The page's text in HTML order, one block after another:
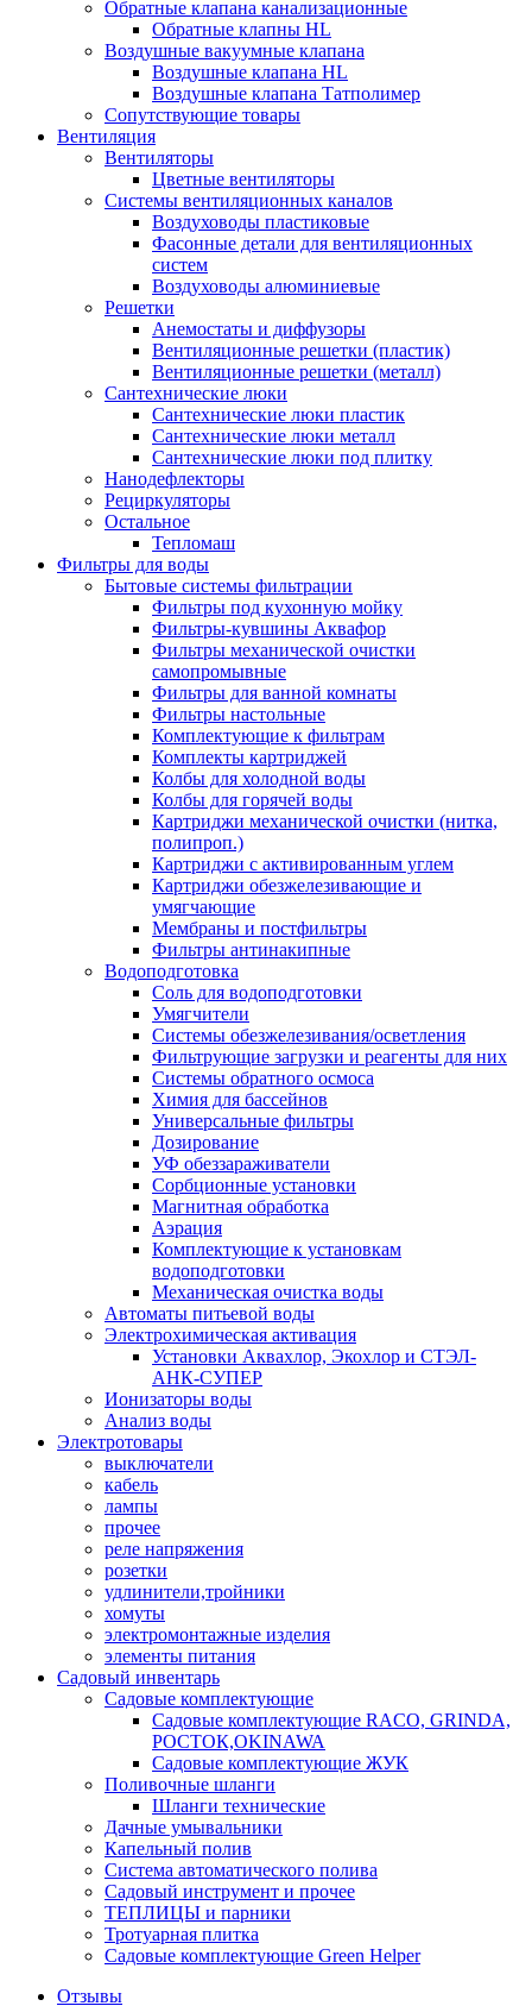
Обратные клапана канализационные
Обратные клапны HL
Воздушные вакуумные клапана
Воздушные клапана HL
Воздушные клапана Татполимер
Сопутствующие товары
Вентиляция
Вентиляторы
Цветные вентиляторы
Системы вентиляционных каналов
Воздуховоды пластиковые
Фасонные детали для вентиляционных
систем
Воздуховоды алюминиевые
Решетки
Анемостаты и диффузоры
Вентиляционные решетки (пластик)
Вентиляционные решетки (металл)
Сантехнические люки
Сантехнические люки пластик
Сантехнические люки металл
Сантехнические люки под плитку
Нанодефлекторы
Рециркуляторы
Остальное
Тепломаш
Фильтры для воды
Бытовые системы фильтрации
Фильтры под кухонную мойку
Фильтры-кувшины Аквафор
Фильтры механической очистки
самопромывные
Фильтры для ванной комнаты
Фильтры настольные
Комплектующие к фильтрам
Комплекты картриджей
Колбы для холодной воды
Колбы для горячей воды
Картриджи механической очистки (нитка,
полипроп.)
Картриджи с активированным углем
Картриджи обезжелезивающие и
умягчающие
Мембраны и постфильтры
Фильтры антинакипные
Водоподготовка
Соль для водоподготовки
Умягчители
Системы обезжелезивания/осветления
Фильтрующие загрузки и реагенты для них
Системы обратного осмоса
Химия для бассейнов
Универсальные фильтры
Дозирование
УФ обеззараживатели
Сорбционные установки
Магнитная обработка
Аэрация
Комплектующие к установкам
водоподготовки
Механическая очистка воды
Автоматы питьевой воды
Электрохимическая активация
Установки Аквахлор, Экохлор и СТЭЛ-
АНК-СУПЕР
Ионизаторы воды
Анализ воды
Электротовары
выключатели
кабель
лампы
прочее
реле напряжения
розетки
удлинители,тройники
хомуты
электромонтажные изделия
элементы питания
Садовый инвентарь
Садовые комплектующие
Садовые комплектующие RACO, GRINDA,
РОСТОК,OKINAWA
Садовые комплектующие ЖУК
Поливочные шланги
Шланги технические
Дачные умывальники
Капельный полив
Система автоматического полива
Садовый инструмент и прочее
ТЕПЛИЦЫ и парники
Тротуарная плитка
Садовые комплектующие Green Helper
Отзывы